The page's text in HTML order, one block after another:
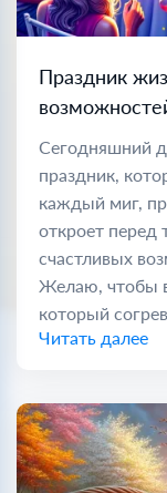
Праздник
Сегодняшний
праздник,
каждый миг,
откроет перед
счастливых
Желаю, чтобы
который
Читать далее